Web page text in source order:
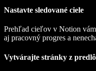
Nastavte sledované ciele
Prehľad cieľov v Notion
aj pracovný progres a
Vytvárajte stránky z